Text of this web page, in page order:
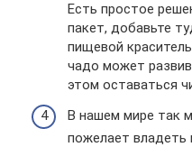
Есть простое
пакет, добавьте
пищевой
чадо может
этом оставаться
В нашем мире так
пожелает владеть